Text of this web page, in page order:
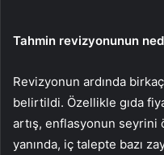
Tahmin revizyonunun
Revizyonun ardında
belirtildi. Özellikle gıda
artış, enflasyonun seyrini
yanında, iç talepte bazı